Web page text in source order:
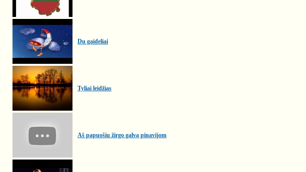
Du gaideliai
Tyliai leidžias
Aš papuošiu žirgo galvą pinavijom